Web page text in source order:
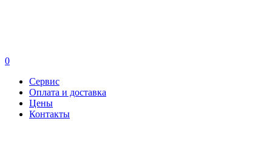
0
Сервис
Оплата и доставка
Цены
Контакты